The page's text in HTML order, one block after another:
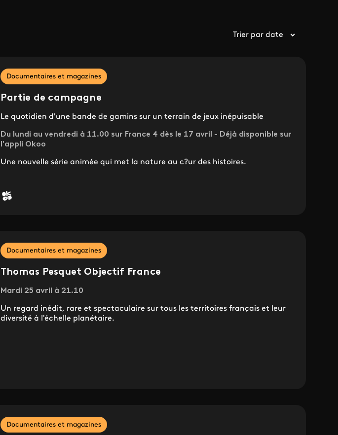
Trier par date
Documentaires et magazines
Partie de campagne
Le quotidien d'une bande de gamins sur un terrain de jeux inépuisable
Du lundi au vendredi à 11.00 sur France 4 dès le 17 avril - Déjà disponible sur
l'appli Okoo
Une nouvelle série animée qui met la nature au c?ur des histoires.
Documentaires et magazines
Thomas Pesquet Objectif France
Mardi 25 avril à 21.10
Un regard inédit, rare et spectaculaire sur tous les territoires français et leur
diversité à l'échelle planétaire.
Documentaires et magazines